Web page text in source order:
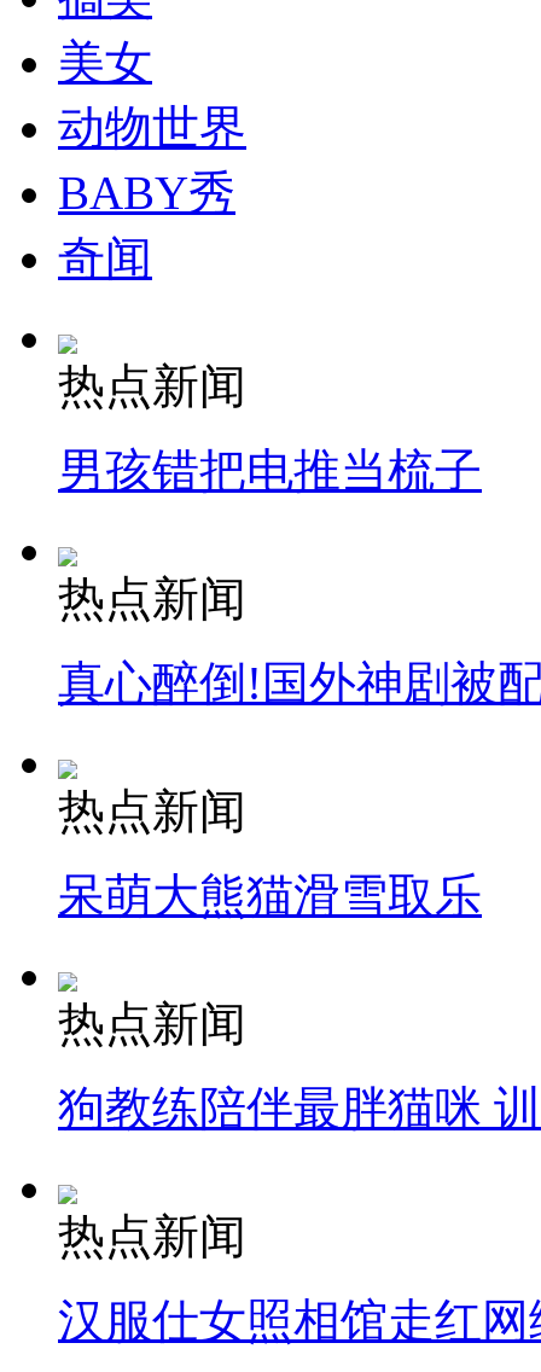
美女
动物世界
BABY秀
奇闻
热点新闻
男孩错把电推当梳子
热点新闻
真心醉倒!国外神剧被
热点新闻
呆萌大熊猫滑雪取乐
热点新闻
狗教练陪伴最胖猫咪
热点新闻
汉服仕女照相馆走红网